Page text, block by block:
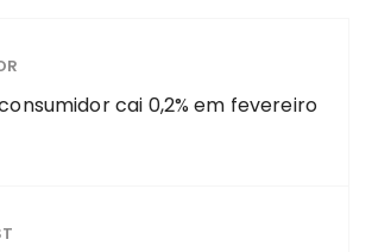
cai 0,2% em fevereiro